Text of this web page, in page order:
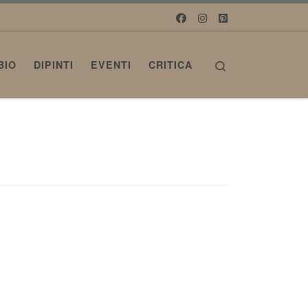
DIPINTI EVENTI CRITICA